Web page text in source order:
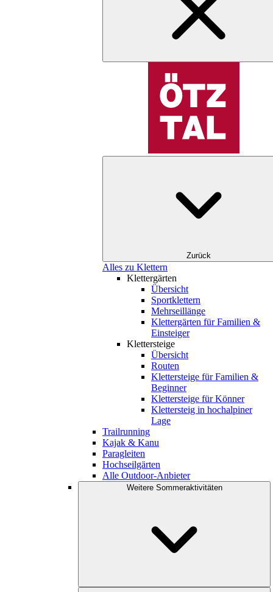
Zurück
Alles zu Klettern
Klettergärten
Übersicht
Sportklettern
Mehrseillänge
Klettergärten für Familien &
Einsteiger
Klettersteige
Übersicht
Routen
Klettersteige für Familien &
Beginner
Klettersteige für Könner
Klettersteig in hochalpiner
Lage
Trailrunning
Kajak & Kanu
Paragleiten
Hochseilgärten
Alle Outdoor-Anbieter
Weitere Sommeraktivitäten